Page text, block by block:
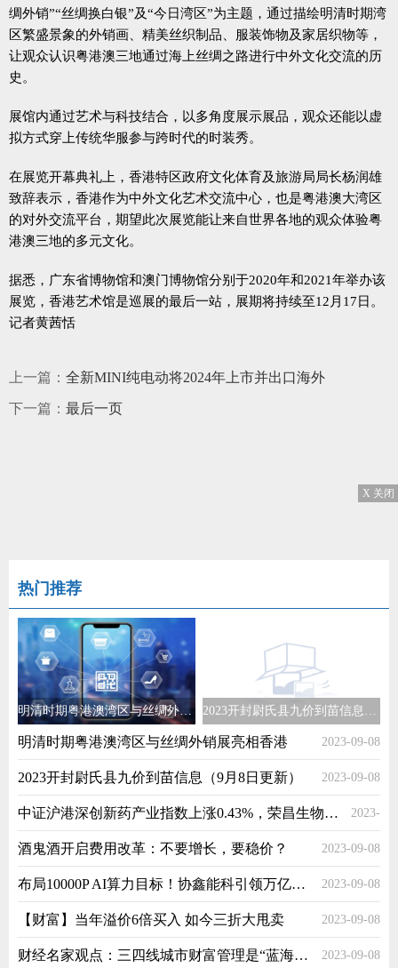
绸外销”“丝绸换白银”及“今日湾区”为主题，通过描绘明清时期湾
区繁盛景象的外销画、精美丝织制品、服装饰物及家居织物等，
让观众认识粤港澳三地通过海上丝绸之路进行中外文化交流的历
史。
展馆内通过艺术与科技结合，以多角度展示展品，观众还能以虚
拟方式穿上传统华服参与跨时代的时装秀。
在展览开幕典礼上，香港特区政府文化体育及旅游局局长杨润雄
致辞表示，香港作为中外文化艺术交流中心，也是粤港澳大湾区
的对外交流平台，期望此次展览能让来自世界各地的观众体验粤
港澳三地的多元文化。
据悉，广东省博物馆和澳门博物馆分别于2020年和2021年举办该
展览，香港艺术馆是巡展的最后一站，展期将持续至12月17日。
记者黄茜恬
上一篇： 全新MINI纯电动将2024年上市并出口海外
下一篇： 最后一页
X 关闭
热门推荐
明清时期粤港澳湾区与丝绸外销展亮相香港
明清时期粤港澳湾区与丝绸外销展亮相香港 2023-09-08
2023开封尉氏县九价到苗信息（9月8日更新） 2023-09-08
中证沪港深创新药产业指数上涨0.43%，荣昌生物领涨，沪港深创新药ETF(517120)上涨0.37% 2023-
09-08
酒鬼酒开启费用改革：不要增长，要稳价？ 2023-09-08
布局10000P AI算力目标！协鑫能科引领万亿双碳新赛道 2023-09-08
【财富】当年溢价6倍买入 如今三折大甩卖 2023-09-08
财经名家观点：三四线城市财富管理是“蓝海市场” 2023-09-08